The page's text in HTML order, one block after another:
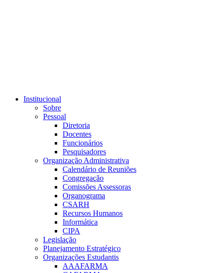
Institucional
Sobre
Pessoal
Diretoria
Docentes
Funcionários
Pesquisadores
Organização Administrativa
Calendário de Reuniões
Congregação
Comissões Assessoras
Organograma
CSARH
Recursos Humanos
Informática
CIPA
Legislação
Planejamento Estratégico
Organizações Estudantis
AAAFARMA